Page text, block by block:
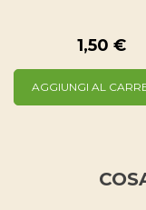
1,50 €
AGGIUNGI AL